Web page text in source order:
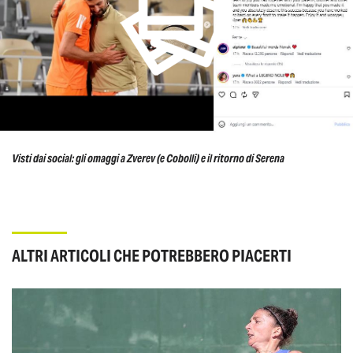
Visti dai social: gli omaggi a Zverev (e Cobolli) e il ritorno di Serena
ALTRI ARTICOLI CHE POTREBBERO PIACERTI